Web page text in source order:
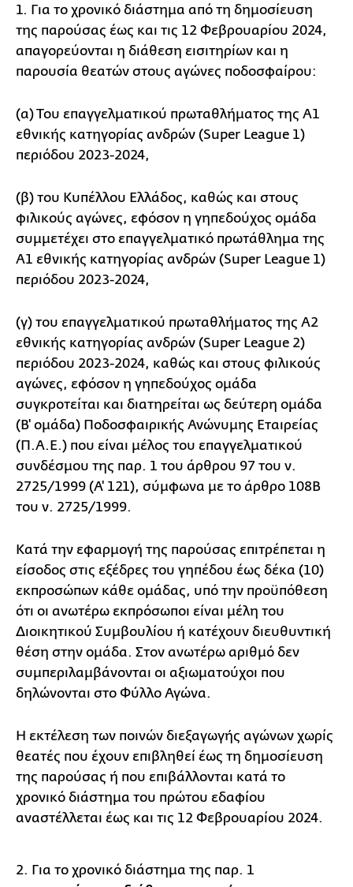
1. Για το χρονικό διάστημα από τη δημοσίευση
της παρούσας έως και τις 12 Φεβρουαρίου 2024,
απαγορεύονται η διάθεση εισιτηρίων και η
παρουσία θεατών στους αγώνες ποδοσφαίρου:
(α) Του επαγγελματικού πρωταθλήματος της Α1
εθνικής κατηγορίας ανδρών (Super League 1)
περιόδου 2023-2024,
(β) του Κυπέλλου Ελλάδος, καθώς και στους
φιλικούς αγώνες, εφόσον η γηπεδούχος ομάδα
συμμετέχει στο επαγγελματικό πρωτάθλημα της
Α1 εθνικής κατηγορίας ανδρών (Super League 1)
περιόδου 2023-2024,
(γ) του επαγγελματικού πρωταθλήματος της Α2
εθνικής κατηγορίας ανδρών (Super League 2)
περιόδου 2023-2024, καθώς και στους φιλικούς
αγώνες, εφόσον η γηπεδούχος ομάδα
συγκροτείται και διατηρείται ως δεύτερη ομάδα
(Β' ομάδα) Ποδοσφαιρικής Ανώνυμης Εταιρείας
(Π.Α.Ε.) που είναι μέλος του επαγγελματικού
συνδέσμου της παρ. 1 του άρθρου 97 του ν.
2725/1999 (Α' 121), σύμφωνα με το άρθρο 108Β
του ν. 2725/1999.
Κατά την εφαρμογή της παρούσας επιτρέπεται η
είσοδος στις εξέδρες του γηπέδου έως δέκα (10)
εκπροσώπων κάθε ομάδας, υπό την προϋπόθεση
ότι οι ανωτέρω εκπρόσωποι είναι μέλη του
Διοικητικού Συμβουλίου ή κατέχουν διευθυντική
θέση στην ομάδα. Στον ανωτέρω αριθμό δεν
συμπεριλαμβάνονται οι αξιωματούχοι που
δηλώνονται στο Φύλλο Αγώνα.
Η εκτέλεση των ποινών διεξαγωγής αγώνων χωρίς
θεατές που έχουν επιβληθεί έως τη δημοσίευση
της παρούσας ή που επιβάλλονται κατά το
χρονικό διάστημα του πρώτου εδαφίου
αναστέλλεται έως και τις 12 Φεβρουαρίου 2024.
2. Για το χρονικό διάστημα της παρ. 1